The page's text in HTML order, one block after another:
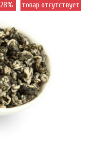
28% товар отсутствует